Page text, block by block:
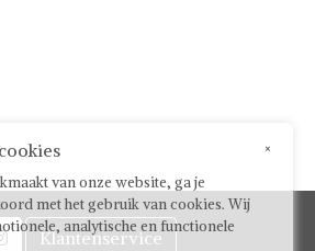
Klantenservice
×
van onze website, ga je
met het gebruik van cookies. Wij
analytische en functionele